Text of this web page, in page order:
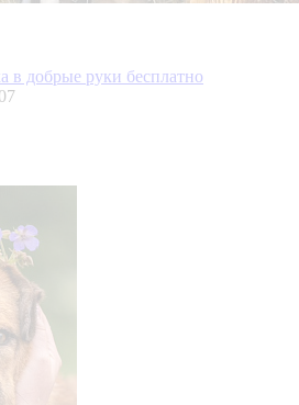
в добрые руки бесплатно